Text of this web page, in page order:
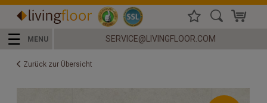
☰ MENU SERVICE@LIVINGFLOOR.COM
Zurück zur Übersicht